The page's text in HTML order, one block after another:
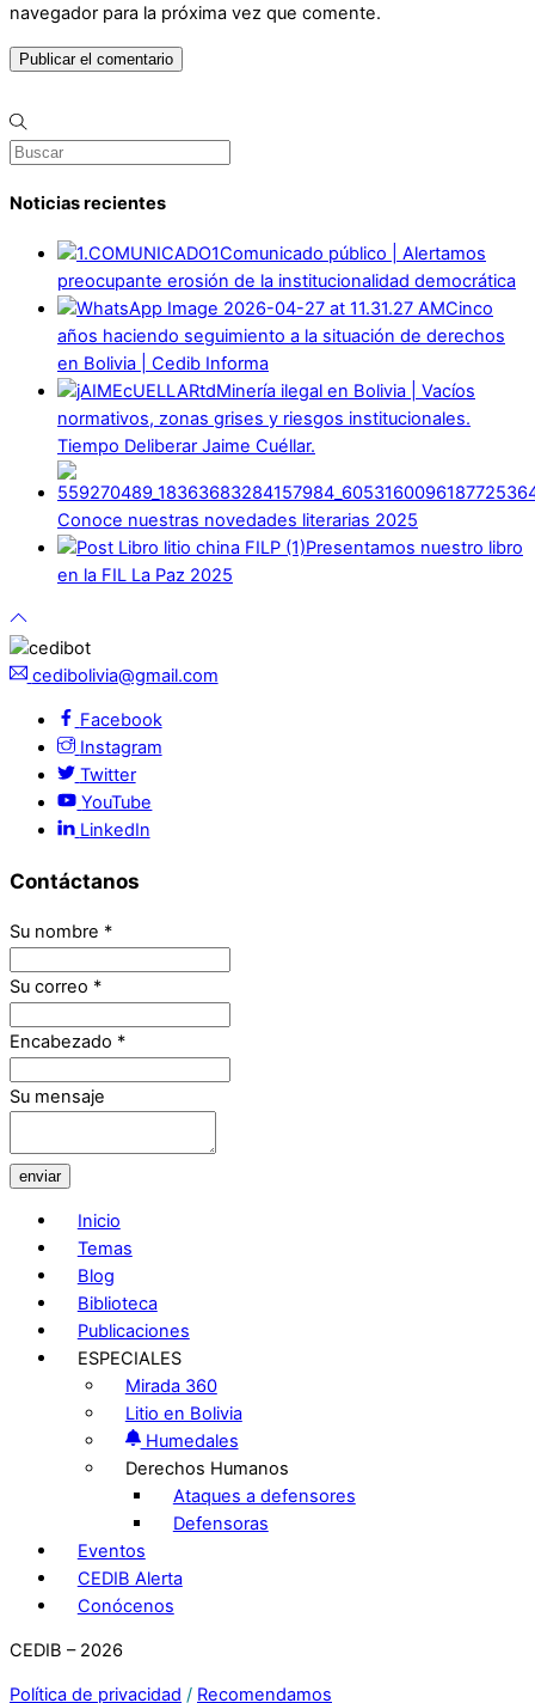
navegador para la próxima vez que comente.
Noticias recientes
Comunicado público | Alertamos
preocupante erosión de la institucionalidad democrática
Cinco
años haciendo seguimiento a la situación de derechos
en Bolivia | Cedib Informa
Minería ilegal en Bolivia | Vacíos
normativos, zonas grises y riesgos institucionales.
Tiempo Deliberar Jaime Cuéllar.
Conoce nuestras novedades literarias 2025
Presentamos nuestro libro
en la FIL La Paz 2025
cedibolivia@gmail.com
Facebook
Instagram
Twitter
YouTube
LinkedIn
Contáctanos
Su nombre *
Su correo *
Encabezado *
Su mensaje
enviar
Inicio
Temas
Blog
Biblioteca
Publicaciones
ESPECIALES
Mirada 360
Litio en Bolivia
Humedales
Derechos Humanos
Ataques a defensores
Defensoras
Eventos
CEDIB Alerta
Conócenos
CEDIB – 2026
Política de privacidad / Recomendamos